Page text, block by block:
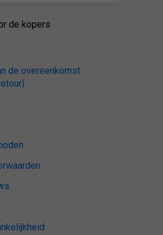
de kopers
de overeenkomst